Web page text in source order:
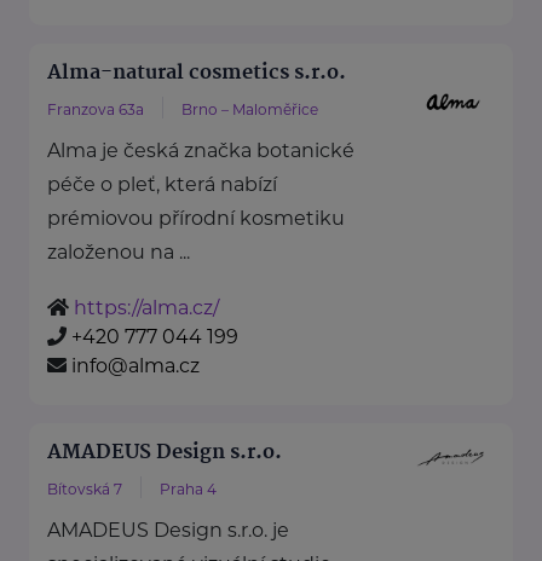
Alma-natural cosmetics s.r.o.
Franzova 63a Brno – Maloměřice
Alma je česká značka botanické
péče o pleť, která nabízí
prémiovou přírodní kosmetiku
založenou na ...
https://alma.cz/
+420 777 044 199
info@alma.cz
AMADEUS Design s.r.o.
Bítovská 7 Praha 4
AMADEUS Design s.r.o. je